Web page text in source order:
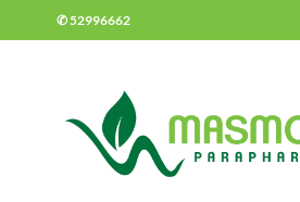
au
✆ 52996662